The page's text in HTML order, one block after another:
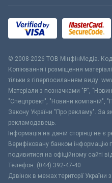
© 2008-2026 ТОВ МiнфiнМедiа.
Копіювання і розміщення
тільки з гіперпосиланням виду:
Матеріали з позначками "Р",
"Спецпроект", "Новини компаній",
Закону України "Про рекламу". За
рекламодавець.
Інформація на даній сторінці не є
Верифіковану банком інформацію
подивитися на офіційному сайті
Телефон: (044) 392-47-40
Дзвінок в межах території України